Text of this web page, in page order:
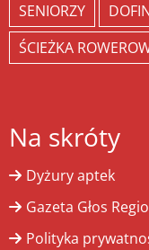
SENIORZY
ŚCIEŻKA
Na skróty
Dyżury aptek
Gazeta Głos
Polityka